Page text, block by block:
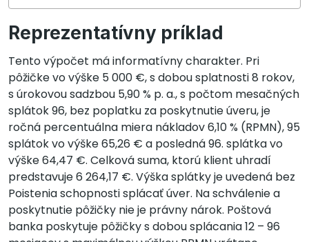
Reprezentatívny príklad
Tento výpočet má informatívny charakter. Pri
pôžičke vo výške 5 000 €, s dobou splatnosti 8 rokov,
s úrokovou sadzbou 5,90 % p. a., s počtom mesačných
splátok 96, bez poplatku za poskytnutie úveru, je
ročná percentuálna miera nákladov 6,10 % (RPMN), 95
splátok vo výške 65,26 € a posledná 96. splátka vo
výške 64,47 €. Celková suma, ktorú klient uhradí
predstavuje 6 264,17 €. Výška splátky je uvedená bez
Poistenia schopnosti splácať úver. Na schválenie a
poskytnutie pôžičky nie je právny nárok. Poštová
banka poskytuje pôžičky s dobou splácania 12 – 96